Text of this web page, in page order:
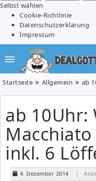
Selbst wählen
Cookie-Richtlinie
Datenschutzerklärung
Impressum
Startseite Allgemein ab
ab 10Uhr:
inkl. 6
4. Dezember 2014 |